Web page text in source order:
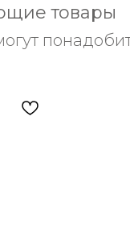
товары